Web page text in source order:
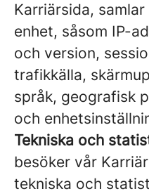
Karriärsida,
enhet, såsom IP-
och version,
trafikkälla,
språk, geografisk
och
Tekniska och
besöker vår
tekniska och